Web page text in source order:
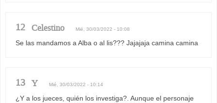
12 Celestino Mié, 30/03/2022 - 10:08
Se las mandamos a Alba o al lis??? Jajajaja camina camina
13 Y Mié, 30/03/2022 - 10:14
¿Y a los jueces, quién los investiga?. Aunque el personaje